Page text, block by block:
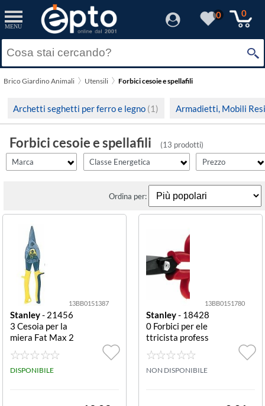
MENU
0 0
Brico Giardino Animali Utensili Forbici cesoie e spellafili
Archetti seghetti per ferro e legno (1) Armadietti, Mobili
Forbici cesoie e spellafili
(13 prodotti)
Marca
filter_id
Poly Pool
Stanley
Resetta
Classe Energetica
filtro_energy Resetta
Prezzo
filter_fprezzo
Prezzo minimo
Resetta
filter_adds
Solo Promozioni
Visualizza solo le Novità
Resetta
Ordina per:
13BB0151387
Stanley- 21456
3 Cesoia per la
miera Fat Max 2
50 mm Cesoia la
miera Stanley 2
14563
DISPONIBILE
13BB0151780
Stanley- 18428
0 Forbici per ele
ttricista profess
ionali Forbice el
ettricista Stanle
y 184280
NON DISPONIBILE